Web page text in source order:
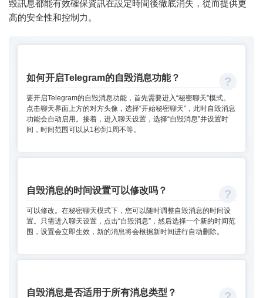
毀訊息都能有效確保資訊在設定時間後徹底消失，從而提供更
高的安全性和控制力。
如何开启Telegram的自毁消息功能？
要开启Telegram的自毁消息功能，首先需要进入“秘密聊天”模式。
点击聊天界面上方的对方头像，选择“开始秘密聊天”，此时自毁消息
功能会自动启用。接着，进入聊天设置，选择“自毁消息”并设置时
间，时间范围可以从1秒到1周不等。
自毁消息的时间设置可以修改吗？
可以修改。在秘密聊天模式下，您可以随时调整自毁消息的时间设
置。只需进入聊天设置，点击“自毁消息”，然后选择一个新的时间范
围，设置会立即生效，新的消息将会根据新时间进行自动删除。
自毁消息是否适用于所有消息类型？